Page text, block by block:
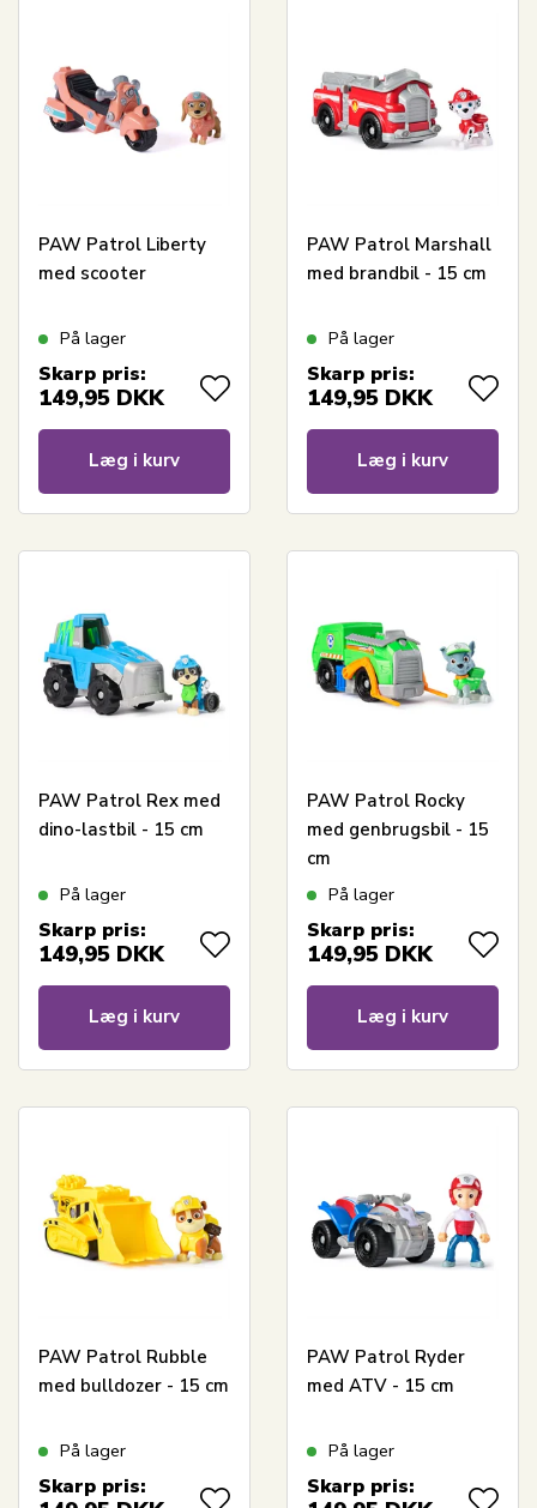
PAW Patrol Liberty
med scooter
På lager
Skarp pris:
149,95 DKK
Læg i kurv
PAW Patrol Marshall
med brandbil - 15 cm
På lager
Skarp pris:
149,95 DKK
Læg i kurv
PAW Patrol Rex med
dino-lastbil - 15 cm
På lager
Skarp pris:
149,95 DKK
Læg i kurv
PAW Patrol Rocky
med genbrugsbil - 15
cm
På lager
Skarp pris:
149,95 DKK
Læg i kurv
PAW Patrol Rubble
med bulldozer - 15 cm
På lager
Skarp pris:
PAW Patrol Ryder
med ATV - 15 cm
På lager
Skarp pris: